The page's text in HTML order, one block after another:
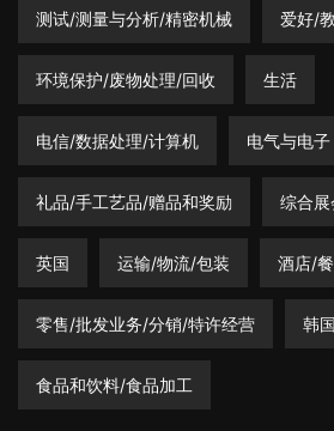
测试/测量与分析/精密机械 爱好/
环境保护/废物处理/回收 生活
电信/数据处理/计算机 电气与电子
礼品/手工艺品/赠品和奖励 综合展
英国 运输/物流/包装 酒店/
零售/批发业务/分销/特许经营 韩国
食品和饮料/食品加工